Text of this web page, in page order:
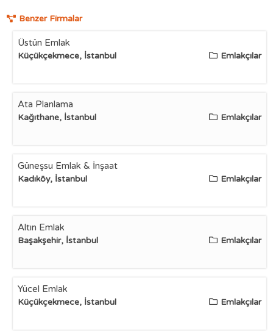
Benzer Firmalar
Üstün Emlak
Küçükçekmece, İstanbul Emlakçılar
Ata Planlama
Kağıthane, İstanbul Emlakçılar
Güneşsu Emlak & İnşaat
Kadıköy, İstanbul Emlakçılar
Altın Emlak
Başakşehir, İstanbul Emlakçılar
Yücel Emlak
Küçükçekmece, İstanbul Emlakçılar